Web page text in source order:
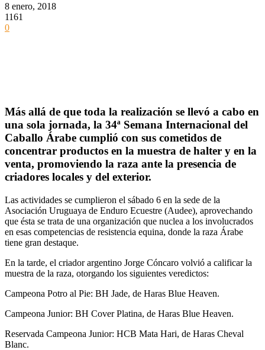
8 enero, 2018
1161
0
Más allá de que toda la realización se llevó a cabo en
una sola jornada, la 34ª Semana Internacional del
Caballo Árabe cumplió con sus cometidos de
concentrar productos en la muestra de halter y en la
venta, promoviendo la raza ante la presencia de
criadores locales y del exterior.
Las actividades se cumplieron el sábado 6 en la sede de la
Asociación Uruguaya de Enduro Ecuestre (Audee), aprovechando
que ésta se trata de una organización que nuclea a los involucrados
en esas competencias de resistencia equina, donde la raza Árabe
tiene gran destaque.
En la tarde, el criador argentino Jorge Cóncaro volvió a calificar la
muestra de la raza, otorgando los siguientes veredictos:
Campeona Potro al Pie: BH Jade, de Haras Blue Heaven.
Campeona Junior: BH Cover Platina, de Haras Blue Heaven.
Reservada Campeona Junior: HCB Mata Hari, de Haras Cheval
Blanc.